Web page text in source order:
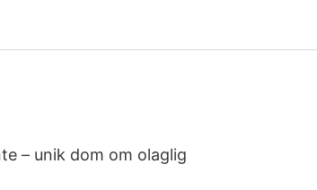
– unik dom om olaglig